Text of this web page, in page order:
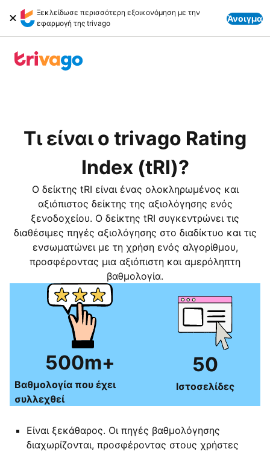
Ξεκλείδωσε περισσότερη εξοικονόμηση με την
εφαρμογή της trivago
Άνοιγμα
Τι είναι ο trivago Rating
Index (tRI)?
Ο δείκτης tRI είναι ένας ολοκληρωμένος και
αξιόπιστος δείκτης της αξιολόγησης ενός
ξενοδοχείου. Ο δείκτης tRI συγκεντρώνει τις
διαθέσιμες πηγές αξιολόγησης στο διαδίκτυο και τις
ενσωματώνει με τη χρήση ενός αλγορίθμου,
προσφέροντας μια αξιόπιστη και αμερόληπτη
βαθμολογία.
500m+
Βαθμολογία που έχει
συλλεχθεί
50
Ιστοσελίδες
Είναι ξεκάθαρος. Οι πηγές βαθμολόγησης
διαχωρίζονται, προσφέροντας στους χρήστες